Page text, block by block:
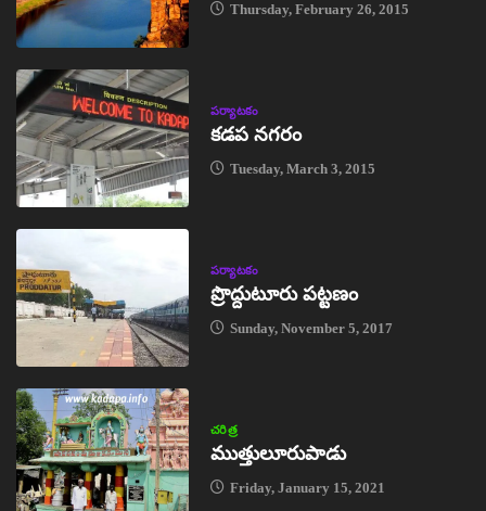
Thursday, February 26, 2015
పర్యాటకం
కడప నగరం
Tuesday, March 3, 2015
పర్యాటకం
ప్రొద్దుటూరు పట్టణం
Sunday, November 5, 2017
చరిత్ర
ముత్తులూరుపాడు
Friday, January 15, 2021